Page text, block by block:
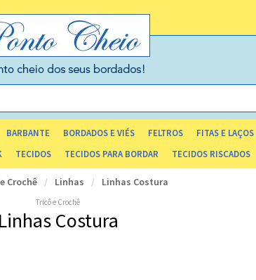
BARBANTE BORDADOS E VIÉS FELTROS FITAS E LAÇOS
TECIDOS TECIDOS PARA BORDAR TECIDOS RISCADOS
Crochê Linhas Linhas Costura
Tricô e Crochê
Linhas Costura